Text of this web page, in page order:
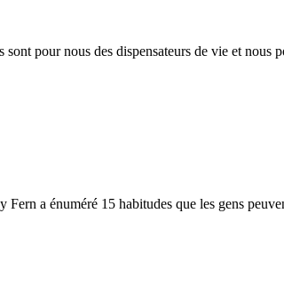
pour nous des dispensateurs de vie et nous
a énuméré 15 habitudes que les gens